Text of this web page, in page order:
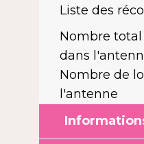
Liste des
Nombre
dans
Nombre de
l'antenne